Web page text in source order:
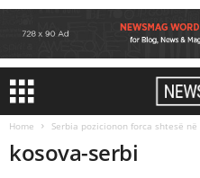
Home Serbia pozicionon forca shtesë
kosova-serbi